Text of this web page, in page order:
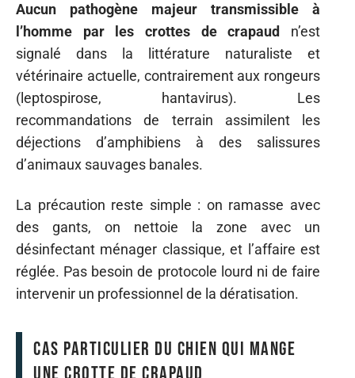
Aucun pathogène majeur transmissible à
l’homme par les crottes de crapaud
n’est
signalé dans la littérature naturaliste et
vétérinaire actuelle, contrairement aux rongeurs
(leptospirose, hantavirus). Les
recommandations de terrain assimilent les
déjections d’amphibiens à des salissures
d’animaux sauvages banales.
La précaution reste simple : on ramasse avec
des gants, on nettoie la zone avec un
désinfectant ménager classique, et l’affaire est
réglée. Pas besoin de protocole lourd ni de faire
intervenir un professionnel de la dératisation.
Cas particulier du chien qui mange
une crotte de crapaud